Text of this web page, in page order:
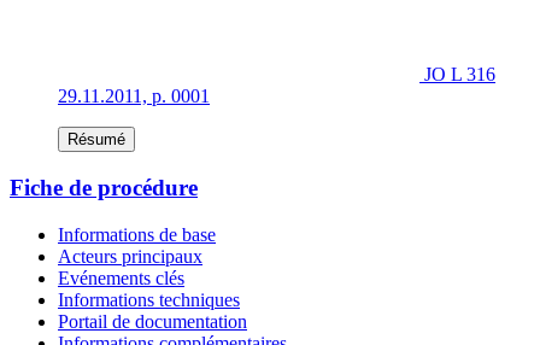
JO L 316
29.11.2011, p. 0001
Résumé
Fiche de procédure
Informations de base
Acteurs principaux
Evénements clés
Informations techniques
Portail de documentation